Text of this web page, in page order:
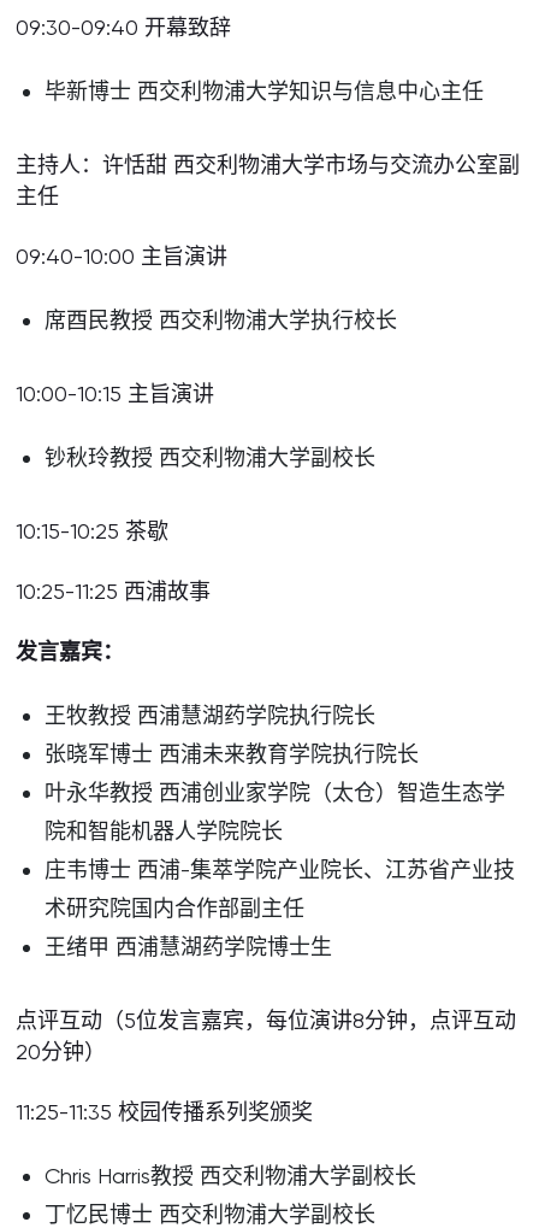
09:30-09:40 开幕致辞
毕新博士 西交利物浦大学知识与信息中心主任
主持人：许恬甜 西交利物浦大学市场与交流办公室副
主任
09:40-10:00 主旨演讲
席酉民教授 西交利物浦大学执行校长
10:00-10:15 主旨演讲
钞秋玲教授 西交利物浦大学副校长
10:15-10:25 茶歇
10:25-11:25 西浦故事
发言嘉宾：
王牧教授 西浦慧湖药学院执行院长
张晓军博士 西浦未来教育学院执行院长
叶永华教授 西浦创业家学院（太仓）智造生态学
院和智能机器人学院院长
庄韦博士 西浦-集萃学院产业院长、江苏省产业技
术研究院国内合作部副主任
王绪甲 西浦慧湖药学院博士生
点评互动（5位发言嘉宾，每位演讲8分钟，点评互动
20分钟）
11:25-11:35 校园传播系列奖颁奖
Chris Harris教授 西交利物浦大学副校长
丁忆民博士 西交利物浦大学副校长